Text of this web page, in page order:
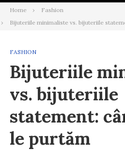
Home
Fashion
Bijuteriile minimaliste vs. bijuteriile
FASHION
Bijuteriile
vs. bijuteriile
statement:
le purtăm